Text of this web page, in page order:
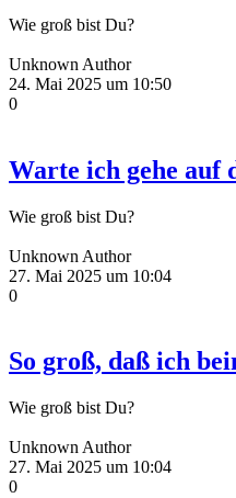
Wie groß bist Du?
Unknown Author
24. Mai 2025 um 10:50
0
Warte ich gehe auf
Wie groß bist Du?
Unknown Author
27. Mai 2025 um 10:04
0
So groß, daß ich
Wie groß bist Du?
Unknown Author
27. Mai 2025 um 10:04
0